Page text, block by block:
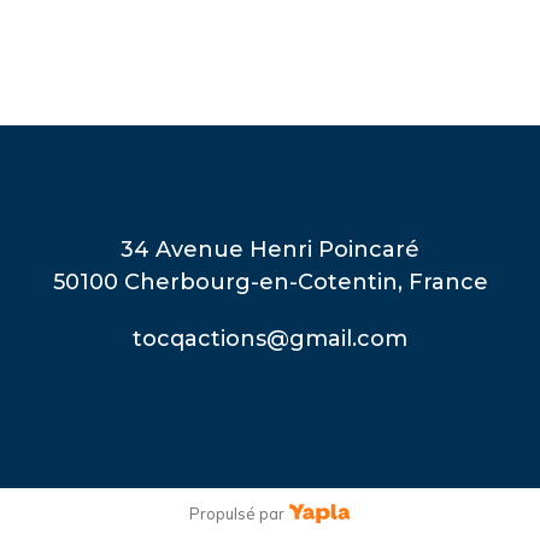
34 Avenue Henri Poincaré
50100 Cherbourg-en-Cotentin, France
tocqactions@gmail.com
Propulsé par